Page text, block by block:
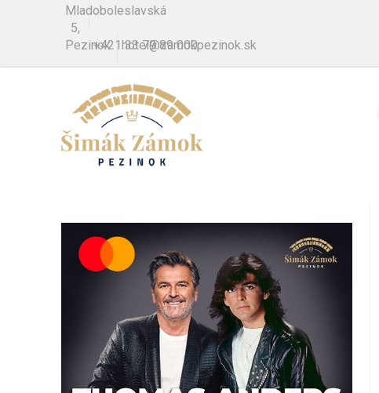
Mladoboleslavská
5,
Pezinok+421 33 79 89 000
hotel@zamokpezinok.sk